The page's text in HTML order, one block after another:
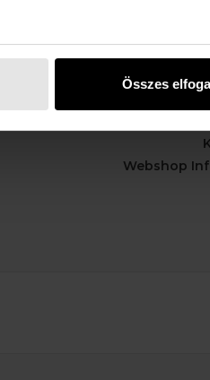
Összes Buda:
Webshop